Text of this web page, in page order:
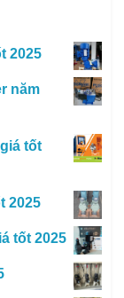
2025
năm
tốt
2025
tốt 2025